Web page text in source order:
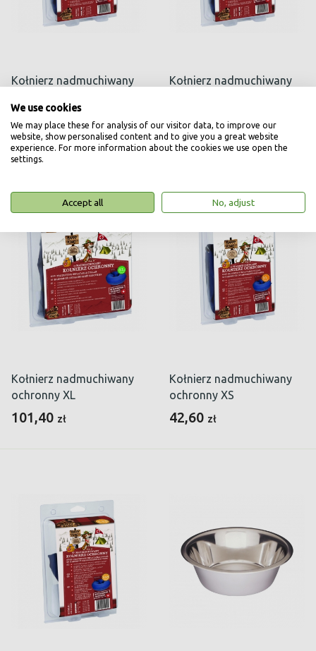
Kołnierz nadmuchiwany
69,00 zł
Kołnierz nadmuchiwany
80,80 zł
Kołnierz nadmuchiwany
ochronny XL
101,40 zł
Kołnierz nadmuchiwany
ochronny XS
42,60 zł
We use cookies
We may place these for analysis of our visitor data, to improve our
website, show personalised content and to give you a great website
experience. For more information about the cookies we use open the
settings.
Accept all No, adjust